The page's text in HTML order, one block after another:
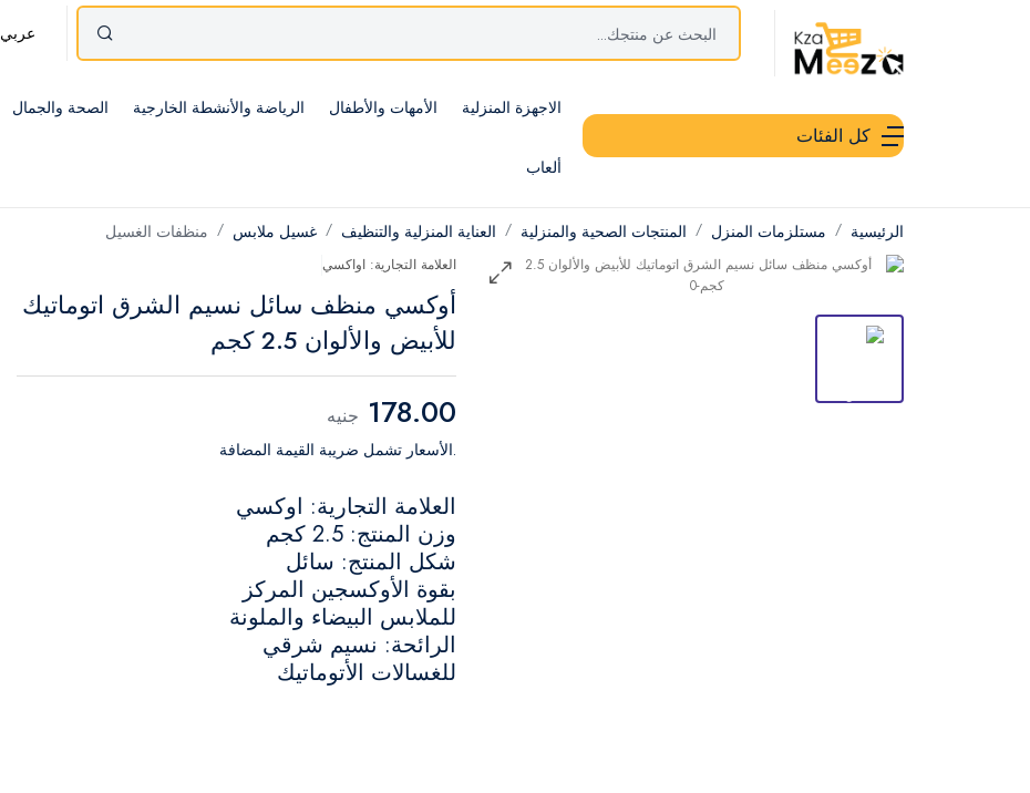
عربي
كل الفئات
الاجهزة المنزلية الأمهات والأطفال الرياضة والأنشطة الخارجية الصحة والجمال
ألعاب
الرئيسية مستلزمات المنزل المنتجات الصحية والمنزلية العناية المنزلية والتنظيف غسيل ملابس منظفات الغسيل
العلامة التجارية: اواكسي
أوكسي منظف سائل نسيم الشرق اتوماتيك
للأبيض والألوان 2.5 كجم
178.00 جنيه
.الأسعار تشمل ضريبة القيمة المضافة
العلامة التجارية: اوكسي
وزن المنتج: 2.5 كجم
شكل المنتج: سائل
بقوة الأوكسجين المركز
للملابس البيضاء والملونة
الرائحة: نسيم شرقي
للغسالات الأتوماتيك